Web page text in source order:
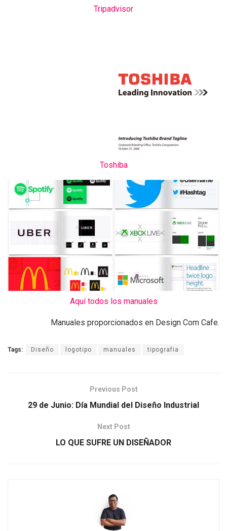
Tripadvisor
Toshiba
Aquí todos los manuales
Manuales proporcionados en Design Com Cafe.
Tags: Diseño logotipo manuales tipografia
Previous Post
29 de Junio: Día Mundial del Diseño Industrial
Next Post
LO QUE SUFRE UN DISEÑADOR